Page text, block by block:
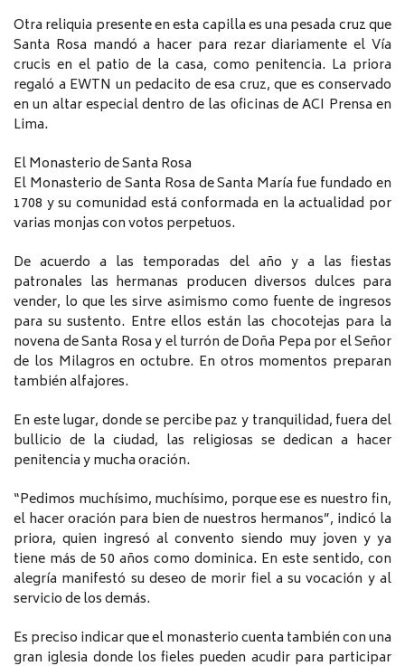
Otra reliquia presente en esta capilla es una pesada cruz que
Santa Rosa mandó a hacer para rezar diariamente el Vía
crucis en el patio de la casa, como penitencia. La priora
regaló a EWTN un pedacito de esa cruz, que es conservado
en un altar especial dentro de las oficinas de ACI Prensa en
Lima.
El Monasterio de Santa Rosa
El Monasterio de Santa Rosa de Santa María fue fundado en
1708 y su comunidad está conformada en la actualidad por
varias monjas con votos perpetuos.
De acuerdo a las temporadas del año y a las fiestas
patronales las hermanas producen diversos dulces para
vender, lo que les sirve asimismo como fuente de ingresos
para su sustento. Entre ellos están las chocotejas para la
novena de Santa Rosa y el turrón de Doña Pepa por el Señor
de los Milagros en octubre. En otros momentos preparan
también alfajores.
En este lugar, donde se percibe paz y tranquilidad, fuera del
bullicio de la ciudad, las religiosas se dedican a hacer
penitencia y mucha oración.
“Pedimos muchísimo, muchísimo, porque ese es nuestro fin,
el hacer oración para bien de nuestros hermanos”, indicó la
priora, quien ingresó al convento siendo muy joven y ya
tiene más de 50 años como dominica. En este sentido, con
alegría manifestó su deseo de morir fiel a su vocación y al
servicio de los demás.
Es preciso indicar que el monasterio cuenta también con una
gran iglesia donde los fieles pueden acudir para participar